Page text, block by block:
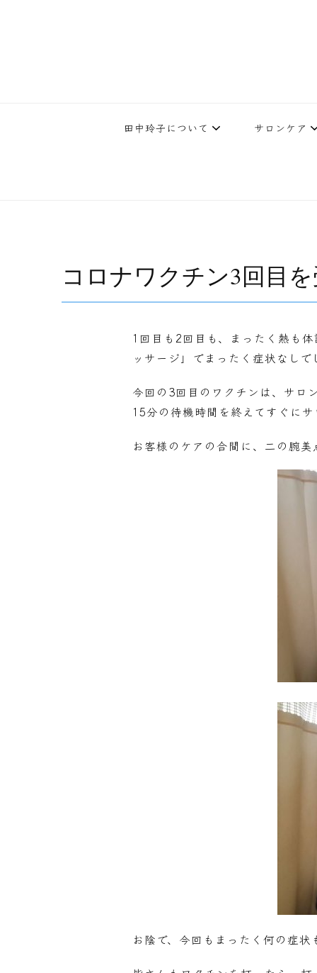
田中玲子について サロンケア
コロナワクチン3回目
1回目も2回目も、まったく熱も
ッサージ」でまったく症状なしで
今回の3回目のワクチンは、サロ
15分の待機時間を終えてすぐに
お客様のケアの合間に、二の腕美
お陰で、今回もまったく何の症状